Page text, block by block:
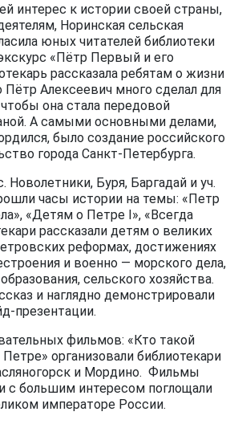
интерес к истории своей страны,
Норинская сельская
юных читателей библиотеки
«Пётр Первый и его
рассказала ребятам о жизни
Пётр Алексеевич много сделал для
она стала передовой
А самыми основными делами,
было создание российского
города Санкт-Петербурга.
Новолетники, Буря, Баргадай и уч.
часы истории на темы: «Петр
«Детям о Петре I», «Всегда
рассказали детям о великих
реформах, достижениях
и военно — морского дела,
сельского хозяйства.
и наглядно демонстрировали
презентации.
фильмов: «Кто такой
организовали библиотекари
и Мордино. Фильмы
с большим интересом поглощали
императоре России.